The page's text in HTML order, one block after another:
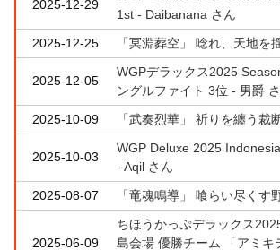
2025-12-29
1st - Daibanana さん
2025-12-25
「冥淵葬空」 唸れ、天地を
2025-12-05
WGPデラックス2025
ングルファイト 3位 - 男爵
2025-10-09
「武奏烈華」 祈りを纏う裁
2025-10-03
WGP Deluxe 2025
- Aqil さん
2025-08-07
「竜魂鳴導」 喰らい尽くす
2025-06-09
ちほうかっぷデラックス
島会場 優勝チーム 「アミ